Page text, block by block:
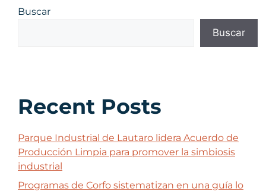
Buscar
Buscar
Recent Posts
Parque Industrial de Lautaro lidera Acuerdo de
Producción Limpia para promover la simbiosis
industrial
Programas de Corfo sistematizan en una guía lo